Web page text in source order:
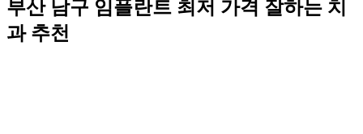
부산 남구 임플란트 최저 가격 잘하는 치
과 추천